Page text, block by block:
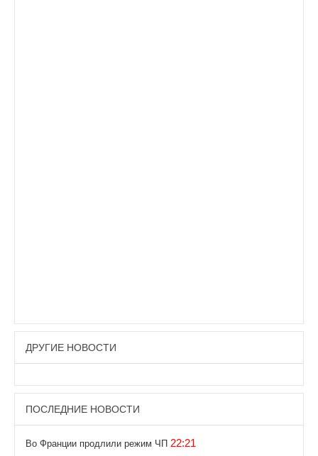
ДРУГИЕ НОВОСТИ
ПОСЛЕДНИЕ НОВОСТИ
Во Франции продлили режим ЧП 22:21